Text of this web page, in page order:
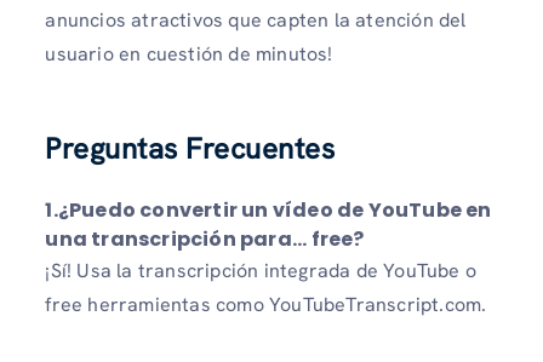
anuncios atractivos que capten la atención del
usuario en cuestión de minutos!
Preguntas Frecuentes
1.¿Puedo convertir un vídeo de YouTube en
una transcripción para... free?
¡Sí! Usa la transcripción integrada de YouTube o
free herramientas como YouTubeTranscript.com.